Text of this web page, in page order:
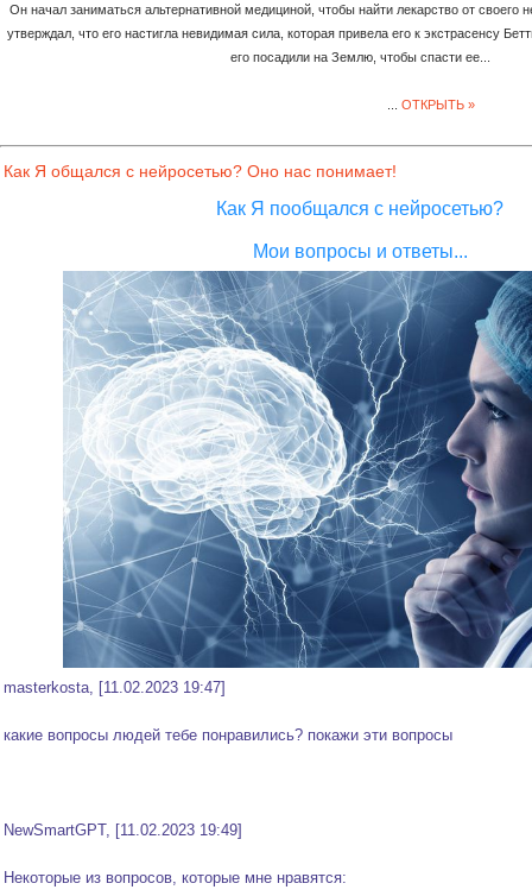
Он начал заниматься альтернативной медициной, чтобы найти лекарство от своего
утверждал, что его настигла невидимая сила, которая привела его к экстрасенсу
его посадили на Землю, чтобы спасти ее...
ОТКРЫТЬ »
Как Я общался с нейросетью? Оно нас понимает!
Как Я пообщался с нейросетью?
Мои вопросы и ответы...
masterkosta, [11.02.2023 19:47]
какие вопросы людей тебе понравились? покажи эти вопросы
NewSmartGPT, [11.02.2023 19:49]
Некоторые из вопросов, которые мне нравятся: